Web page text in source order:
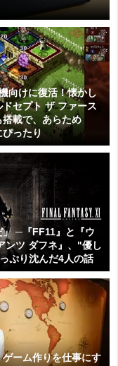
向けに復活！懐かし
セプト ザ ファース
載で、あらため
ぴったり
」 ─『FF11』と『ウ
ンツ ダフネ』、"優し
ぷり沈んだ4人の話
ーム作りを仕事にす